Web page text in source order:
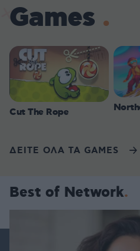
Games
Cut The Rope
ΔΕΙΤΕ ΟΛΑ ΤΑ GAMES
Best of Network